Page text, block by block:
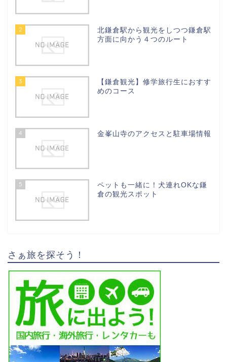
2
北鎌倉駅から観光をしつつ鎌倉駅
方面に向かう４つのルート
3
【鎌倉観光】修学旅行生におすす
めのコース
4 金峯山寺のアクセスと駐車場情報
5
ペットも一緒に！犬連れOKな鎌
倉の観光スポット
さぁ旅を探そう！